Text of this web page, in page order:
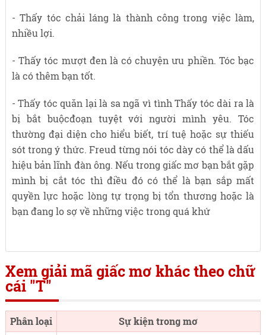
- Thấy tóc chải láng là thành công trong việc làm,
nhiều lợi.
- Thấy tóc mượt đen là có chuyện ưu phiền. Tóc bạc
là có thêm bạn tốt.
- Thấy tóc quăn lại là sa ngã vì tình Thấy tóc dài ra là
bị bắt buộcđoạn tuyệt với người mình yêu. Tóc
thường đại diện cho hiểu biết, trí tuệ hoặc sự thiếu
sót trong ý thức. Freud từng nói tóc dày có thể là dấu
hiệu bản lĩnh đàn ông. Nếu trong giấc mơ bạn bắt gặp
mình bị cắt tóc thì điều đó có thể là bạn sắp mất
quyền lực hoặc lòng tự trọng bị tổn thương hoặc là
bạn đang lo sợ về những việc trong quá khứ
Xem giải mã giấc mơ khác theo chữ
cái "T"
Phân loại
Sự kiện trong mơ